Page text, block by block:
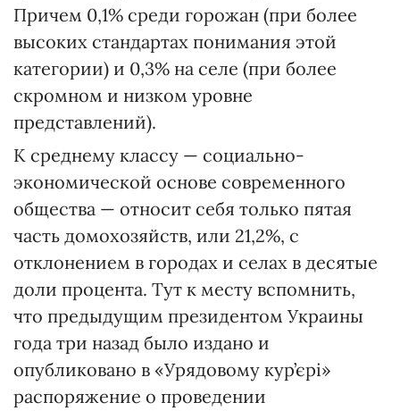
Причем 0,1% среди горожан (при более
высоких стандартах понимания этой
категории) и 0,3% на селе (при более
скромном и низком уровне
представлений).
К среднему классу — социально-
экономической основе современного
общества — относит себя только пятая
часть домохозяйств, или 21,2%, с
отклонением в городах и селах в десятые
доли процента. Тут к месту вспомнить,
что предыдущим президентом Украины
года три назад было издано и
опубликовано в «Урядовому кур’єрі»
распоряжение о проведении